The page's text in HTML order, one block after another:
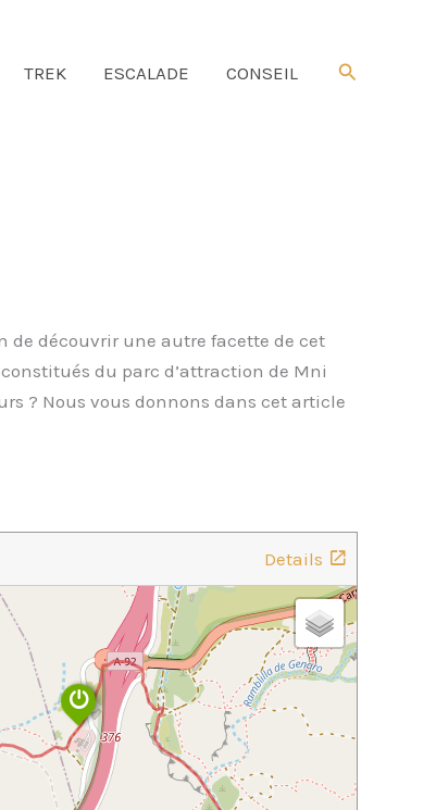
TREK ESCALADE CONSEIL Rechercher
de découvrir une autre facette de cet
du parc d’attraction de Mni
? Nous vous donnons dans cet article
Details